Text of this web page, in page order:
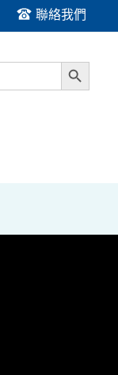
聯絡我們
Search Button